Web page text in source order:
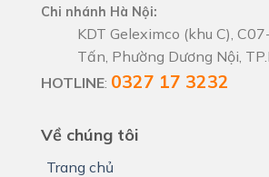
Chi nhánh Hà Nội:
KDT Geleximco (khu C),
Tấn, Phường Dương Nội,
HOTLINE: 0327 17 3232
Về chúng tôi
Trang chủ